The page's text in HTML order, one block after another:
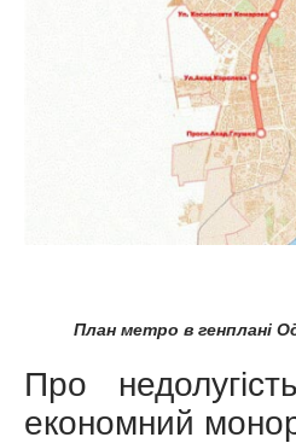
План метро в генплані
Про
економний